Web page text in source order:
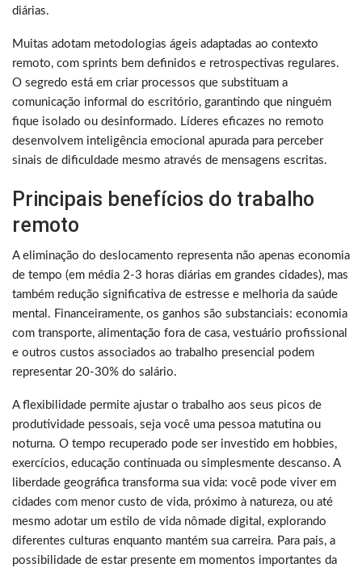
diárias.
Muitas adotam metodologias ágeis adaptadas ao contexto
remoto, com sprints bem definidos e retrospectivas regulares.
O segredo está em criar processos que substituam a
comunicação informal do escritório, garantindo que ninguém
fique isolado ou desinformado. Líderes eficazes no remoto
desenvolvem inteligência emocional apurada para perceber
sinais de dificuldade mesmo através de mensagens escritas.
Principais benefícios do trabalho
remoto
A eliminação do deslocamento representa não apenas economia
de tempo (em média 2-3 horas diárias em grandes cidades), mas
também redução significativa de estresse e melhoria da saúde
mental. Financeiramente, os ganhos são substanciais: economia
com transporte, alimentação fora de casa, vestuário profissional
e outros custos associados ao trabalho presencial podem
representar 20-30% do salário.
A flexibilidade permite ajustar o trabalho aos seus picos de
produtividade pessoais, seja você uma pessoa matutina ou
noturna. O tempo recuperado pode ser investido em hobbies,
exercícios, educação continuada ou simplesmente descanso. A
liberdade geográfica transforma sua vida: você pode viver em
cidades com menor custo de vida, próximo à natureza, ou até
mesmo adotar um estilo de vida nômade digital, explorando
diferentes culturas enquanto mantém sua carreira. Para pais, a
possibilidade de estar presente em momentos importantes da